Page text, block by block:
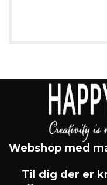
Webshop med
Til dig der er